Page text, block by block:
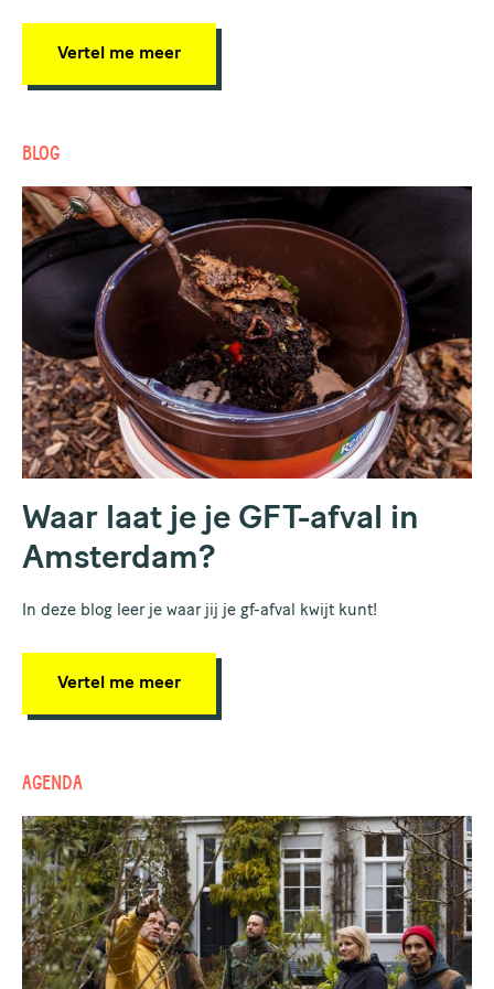
Vertel me meer
BLOG
Waar laat je je GFT-afval in
Amsterdam?
In deze blog leer je waar jij je gf-afval kwijt kunt!
Vertel me meer
AGENDA